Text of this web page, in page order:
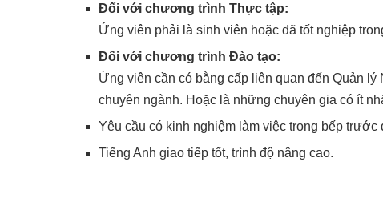
Đối với chương trình Thực tập:
Ứng viên phải là sinh viên hoặc đã tốt nghiệp
Đối với chương trình Đào tạo:
Ứng viên cần có bằng cấp liên quan đến Quản
chuyên ngành. Hoặc là những chuyên gia có ít
Yêu cầu có kinh nghiệm làm việc trong bếp trước
Tiếng Anh giao tiếp tốt, trình độ nâng cao.